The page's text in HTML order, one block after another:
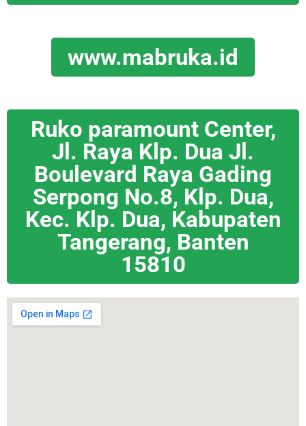
www.mabruka.id
Ruko paramount Center,
Jl. Raya Klp. Dua Jl.
Boulevard Raya Gading
Serpong No.8, Klp. Dua,
Kec. Klp. Dua, Kabupaten
Tangerang, Banten
15810